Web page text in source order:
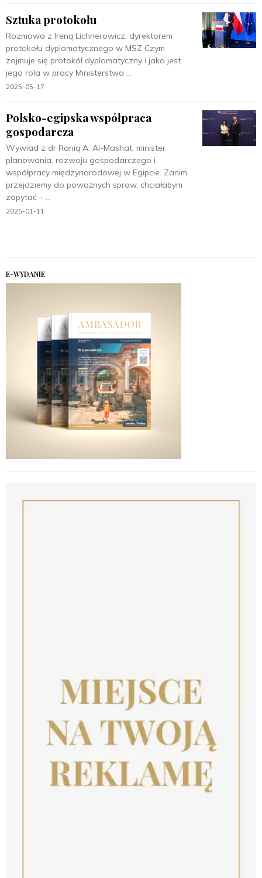
Sztuka protokołu
Rozmowa z Ireną Lichnerowicz, dyrektorem
protokołu dyplomatycznego w MSZ Czym
zajmuje się protokół dyplomatyczny i jaka jest
jego rola w pracy Ministerstwa
2025-05-17
Polsko-egipska współpraca
gospodarcza
Wywiad z dr Ranią A. Al-Mashat, minister
planowania, rozwoju gospodarczego i
współpracy międzynarodowej w Egipcie. Zanim
przejdziemy do poważnych spraw, chciałabym
zapytać –
2025-01-11
E-WYDANIE